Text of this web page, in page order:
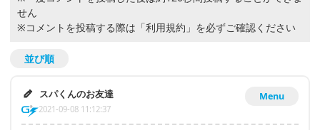
せん
※コメントを投稿する際は 「利用規約」 を必ずご確認ください
並び順
Menu
スパくんのお友達
2021-09-08 11:12:37